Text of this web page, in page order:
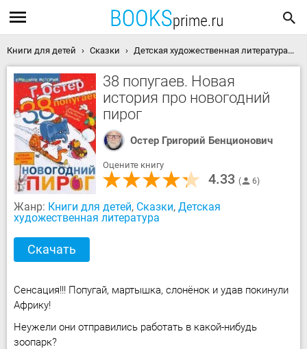
Книги для детей Сказки Детская художественная литература
38 попугаев. Новая
история про новогодний
пирог
Остер Григорий Бенционович
Оцените книгу
4.33 6
Жанр: Книги для детей, Сказки, Детская
художественная литература
Скачать
Сенсация!!! Попугай, мартышка, слонёнок и удав покинули
Африку!
Неужели они отправились работать в какой-нибудь
зоопарк?